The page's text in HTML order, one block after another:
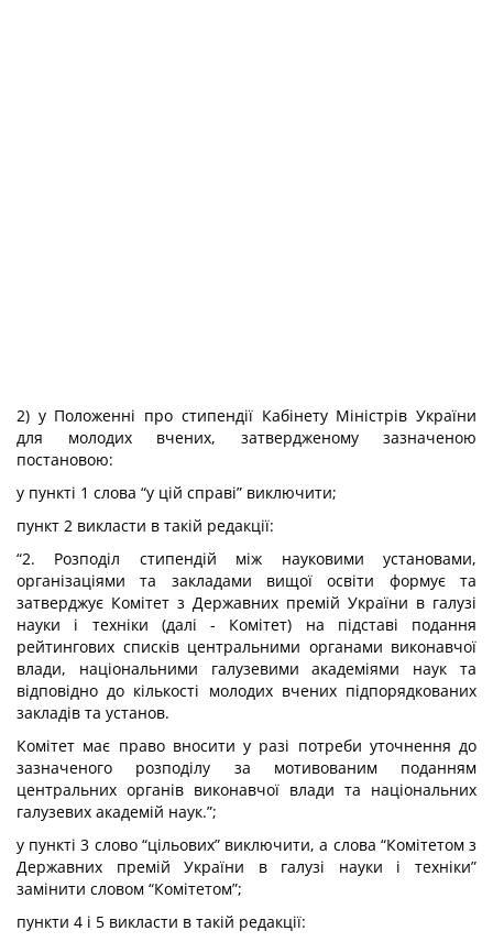
2) у Положенні про стипендії Кабінету Міністрів України
для молодих вчених, затвердженому зазначеною
постановою:
у пункті 1 слова “у цій справі” виключити;
пункт 2 викласти в такій редакції:
“2. Розподіл стипендій між науковими установами,
організаціями та закладами вищої освіти формує та
затверджує Комітет з Державних премій України в галузі
науки і техніки (далі - Комітет) на підставі подання
рейтингових списків центральними органами виконавчої
влади, національними галузевими академіями наук та
відповідно до кількості молодих вчених підпорядкованих
закладів та установ.
Комітет має право вносити у разі потреби уточнення до
зазначеного розподілу за мотивованим поданням
центральних органів виконавчої влади та національних
галузевих академій наук.”;
у пункті 3 слово “цільових” виключити, а слова “Комітетом з
Державних премій України в галузі науки і техніки”
замінити словом “Комітетом”;
пункти 4 і 5 викласти в такій редакції: